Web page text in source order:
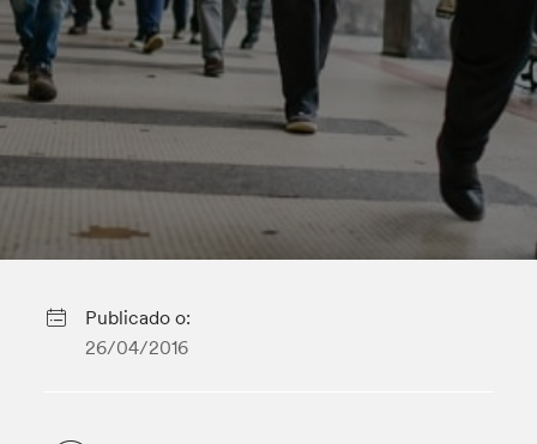
Publicado o:
26/04/2016